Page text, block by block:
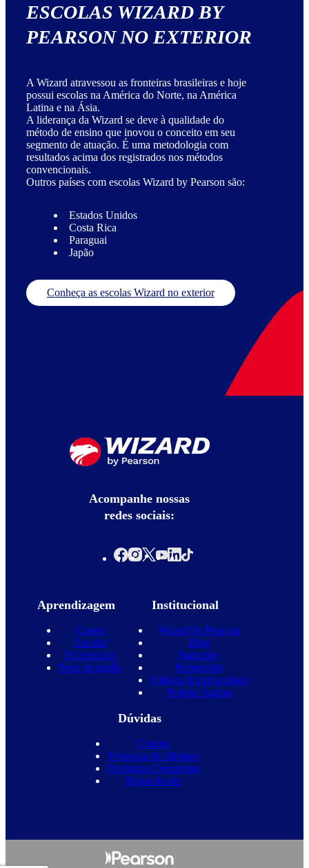
ESCOLAS WIZARD BY
PEARSON NO EXTERIOR
A Wizard atravessou as fronteiras brasileiras e hoje
possui escolas na América do Norte, na América
Latina e na Ásia.
A liderança da Wizard se deve à qualidade do
método de ensino que inovou o conceito em seu
segmento de atuação. É uma metodologia com
resultados acima dos registrados nos métodos
convencionais.
Outros países com escolas Wizard by Pearson são:
Estados Unidos
Costa Rica
Paraguai
Japão
Conheça as escolas Wizard no exterior
Acompanhe nossas
redes sociais:
Aprendizagem
Cursos
Escolas
Diferenciais
Teste de inglês
Institucional
Wizard by Pearson
Blog
Parcerias
Promoções
Política de privacidade
Projeto Águias
Dúvidas
Contato
Franquia de Idiomas
Perguntas Frequentes
Mapa do site